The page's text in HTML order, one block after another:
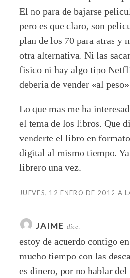
El no para de bajarse
pero es que claro, son
plan de los 70 para atras y
otra alternativa. Ni las
fisico ni hay algo tipo
deberia de vender «al
Lo que mas me ha
el tema de los libros. Que
venderte el libro en
digital al mismo tiempo.
librero una vez.
JUEVES, 12 ENERO DE 2012 A
JAIME dice:
estoy de acuerdo contigo
mucho tiempo con las
es dinero, por no hablar